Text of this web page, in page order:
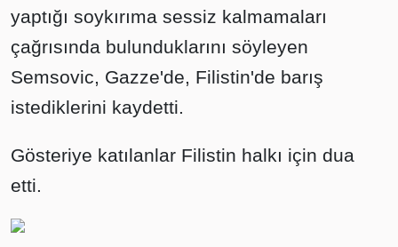
yaptığı soykırıma sessiz kalmamaları
çağrısında bulunduklarını söyleyen
Semsovic, Gazze'de, Filistin'de barış
istediklerini kaydetti.
Gösteriye katılanlar Filistin halkı için dua
etti.